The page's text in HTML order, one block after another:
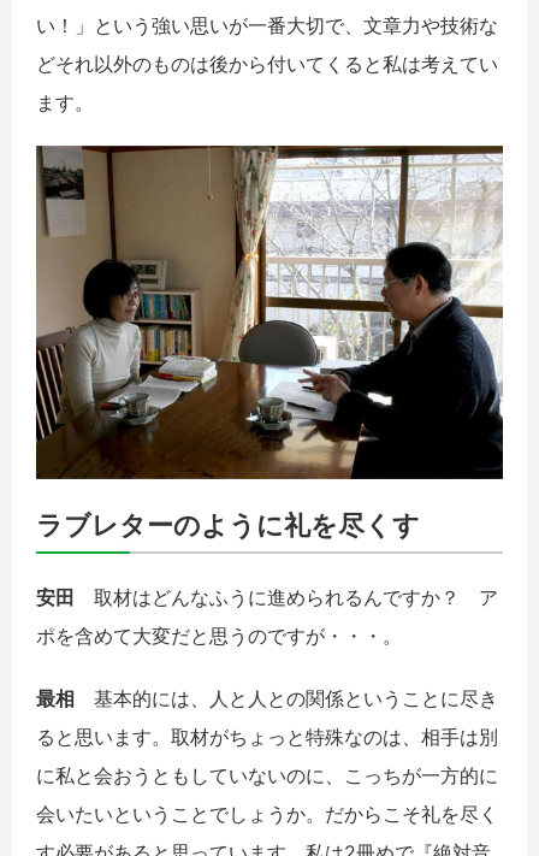
い！」という強い思いが一番大切で、文章力や技術な
どそれ以外のものは後から付いてくると私は考えてい
ます。
ラブレターのように礼を尽くす
安田 取材はどんなふうに進められるんですか？ ア
ポを含めて大変だと思うのですが・・・。
最相 基本的には、人と人との関係ということに尽き
ると思います。取材がちょっと特殊なのは、相手は別
に私と会おうともしていないのに、こっちが一方的に
会いたいということでしょうか。だからこそ礼を尽く